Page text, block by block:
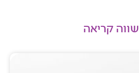
שווה קריאה